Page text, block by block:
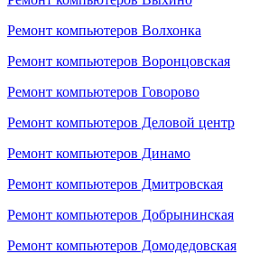
Ремонт компьютеров Волхонка
Ремонт компьютеров Воронцовская
Ремонт компьютеров Говорово
Ремонт компьютеров Деловой центр
Ремонт компьютеров Динамо
Ремонт компьютеров Дмитровская
Ремонт компьютеров Добрынинская
Ремонт компьютеров Домодедовская